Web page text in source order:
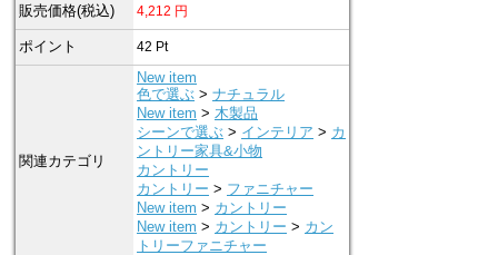
販売価格(税込) 4,212 円
ポイント 42 Pt
関連カテゴリ
New item
色で選ぶ >ナチュラル
New item > 木製品
シーンで選ぶ > インテリア > カ
ントリー家具&小物
カントリー
カントリー > ファニチャー
New item > カントリー
New item > カントリー > カン
トリーファニチャー